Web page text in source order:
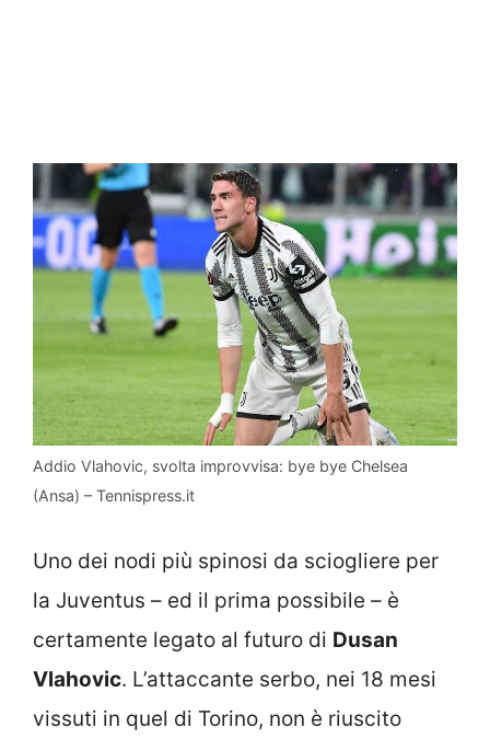
Addio Vlahovic, svolta improvvisa: bye bye Chelsea
(Ansa) – Tennispress.it
Uno dei nodi più spinosi da sciogliere per
la Juventus – ed il prima possibile – è
certamente legato al futuro di Dusan
Vlahovic. L’attaccante serbo, nei 18 mesi
vissuti in quel di Torino, non è riuscito